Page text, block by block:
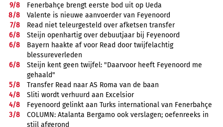
9/8
Fenerbahçe brengt eerste bod uit op Ueda
8/8
Valente is nieuwe aanvoerder van Feyenoord
7/8
Read niet teleurgesteld over afketsen transfer
6/8
Steijn openhartig over debuutjaar bij Feyenoord
6/8
Bayern haakte af voor Read door twijfelachtig
blessureverleden
6/8
Steijn kent geen twijfel: "Daarvoor heeft Feyenoord me
gehaald"
5/8
Transfer Read naar AS Roma van de baan
4/8
Sliti wordt verhuurd aan Excelsior
4/8
Feyenoord gelinkt aan Turks international van Fenerbahçe
3/8
COLUMN: Atalanta Bergamo ook verslagen; oefenreeks in
stijl afgerond